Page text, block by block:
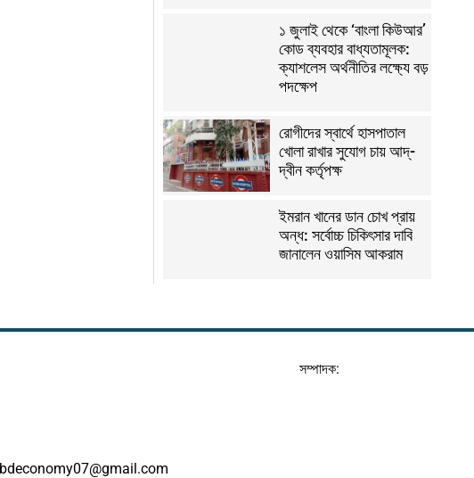
১ জুলাই থেকে ‘বাংলা কিউআর’
কোড ব্যবহার বাধ্যতামূলক:
ক্যাশলেস অর্থনীতির লক্ষ্যে বড়
পদক্ষেপ
রোগীদের স্বার্থে হাসপাতাল
খোলা রাখার সুযোগ চায় আদ্-
দ্বীন কর্তৃপক্ষ
ইমরান খানের ডান চোখ প্রায়
অন্ধ: সর্বোচ্চ চিকিৎসার দাবি
জানালেন ওয়াসিম আকরাম
সম্পাদক:
bdeconomy07@gmail.com